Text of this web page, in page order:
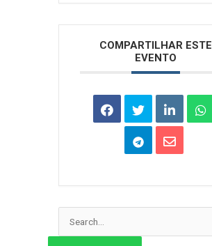
COMPARTILHAR ESTE
EVENTO
Pesquisar